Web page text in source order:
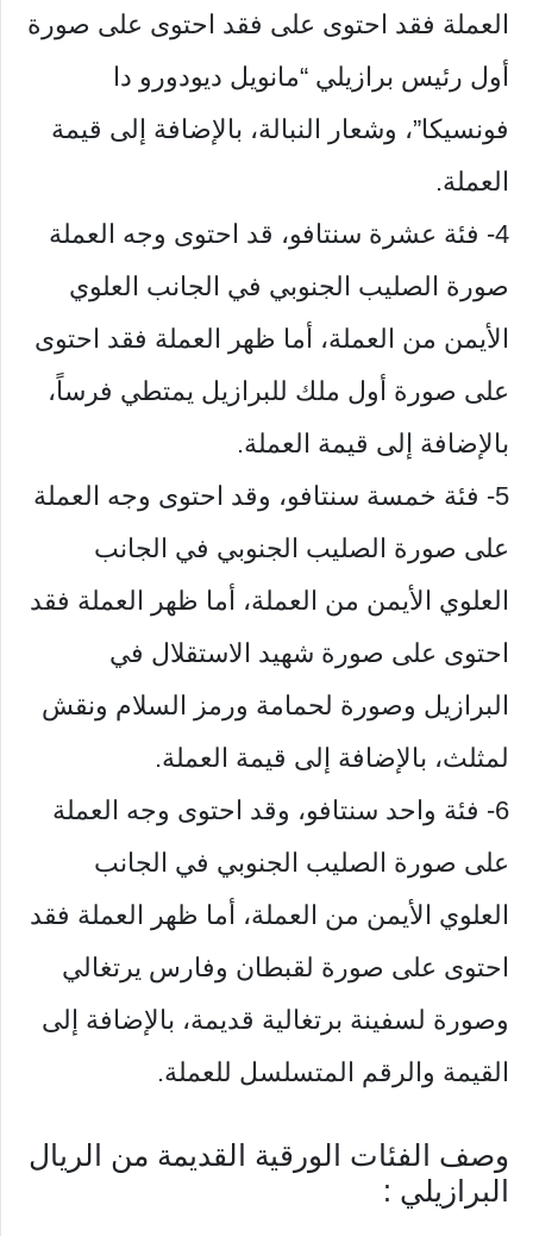
العملة فقد احتوى على فقد احتوى على صورة
أول رئيس برازيلي “مانويل ديودورو دا
فونسيكا”، وشعار النبالة، بالإضافة إلى قيمة
العملة.
4- فئة عشرة سنتافو، قد احتوى وجه العملة
صورة الصليب الجنوبي في الجانب العلوي
الأيمن من العملة، أما ظهر العملة فقد احتوى
على صورة أول ملك للبرازيل يمتطي فرساً،
بالإضافة إلى قيمة العملة.
5- فئة خمسة سنتافو، وقد احتوى وجه العملة
على صورة الصليب الجنوبي في الجانب
العلوي الأيمن من العملة، أما ظهر العملة فقد
احتوى على صورة شهيد الاستقلال في
البرازيل وصورة لحمامة ورمز السلام ونقش
لمثلث، بالإضافة إلى قيمة العملة.
6- فئة واحد سنتافو، وقد احتوى وجه العملة
على صورة الصليب الجنوبي في الجانب
العلوي الأيمن من العملة، أما ظهر العملة فقد
احتوى على صورة لقبطان وفارس يرتغالي
وصورة لسفينة برتغالية قديمة، بالإضافة إلى
القيمة والرقم المتسلسل للعملة.
وصف الفئات الورقية القديمة من الريال
البرازيلي :